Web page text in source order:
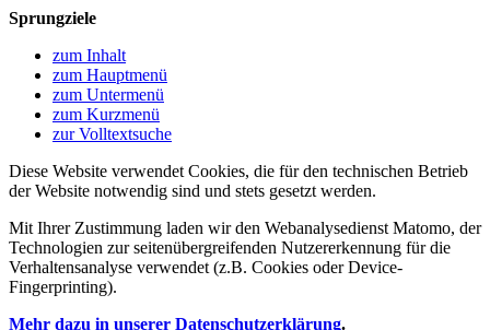
Sprungziele
zum Inhalt
zum Hauptmenü
zum Untermenü
zum Kurzmenü
zur Volltextsuche
Diese Website verwendet Cookies, die für den technischen Betrieb
der Website notwendig sind und stets gesetzt werden.
Mit Ihrer Zustimmung laden wir den Webanalysedienst Matomo, der
Technologien zur seitenübergreifenden Nutzererkennung für die
Verhaltensanalyse verwendet (z.B. Cookies oder Device-
Fingerprinting).
Mehr dazu in unserer Datenschutzerklärung.